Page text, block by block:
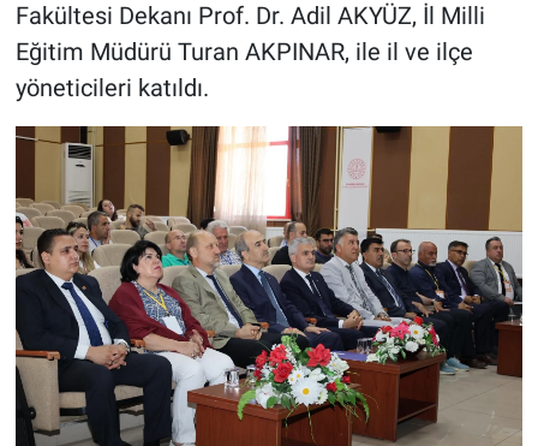
Fakültesi Dekanı Prof. Dr. Adil AKYÜZ, İl Milli
Eğitim Müdürü Turan AKPINAR, ile il ve ilçe
yöneticileri katıldı.
Bölge